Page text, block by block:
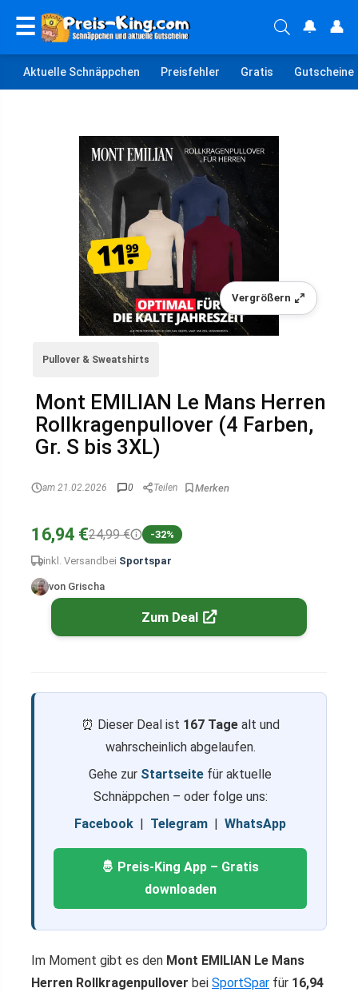
☰ 🔔 👤
Aktuelle Schnäppchen Preisfehler Gratis Gutscheine
Vergrößern
Pullover & Sweatshirts
Mont EMILIAN Le Mans Herren
Rollkragenpullover (4 Farben,
Gr. S bis 3XL)
am 21.02.2026 0 Teilen
16,94 €24,99 € -32%
inkl. Versand bei Sportspar
von Grischa
Zum Deal
⏰ Dieser Deal ist 167 Tagealt und
wahrscheinlich abgelaufen.
Gehe zur Startseite für aktuelle
Schnäppchen – oder folge uns:
Facebook | Telegram | WhatsApp
🤴 Preis-King App – Gratis
downloaden
Im Moment gibt es den Mont EMILIAN Le Mans
Herren Rollkragenpullover bei SportSpar für 16,94